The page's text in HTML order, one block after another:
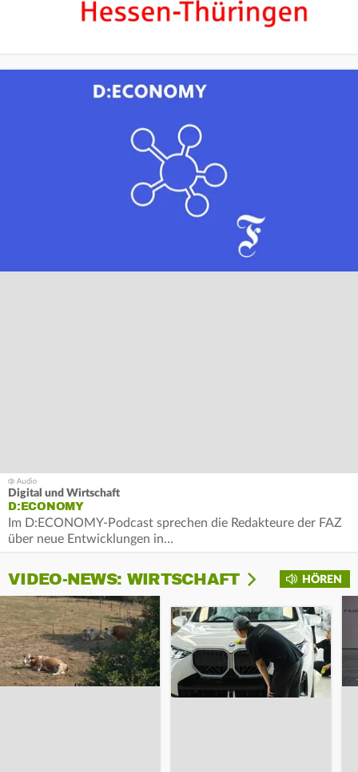
Digital und Wirtschaft
D:ECONOMY
Im D:ECONOMY-Podcast sprechen die Redakteure der FAZ
über neue Entwicklungen in…
HÖREN
VIDEO-NEWS: WIRTSCHAFT